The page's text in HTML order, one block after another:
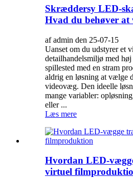
Skræddersy LED-
Hvad du behøver at
af admin den 25-07-15
Uanset om du udstyrer et
detailhandelsmiljø med
spillested med en stram
aldrig en løsning at vælge
videovæg. Den ideelle
mange variabler:
eller ...
Læs mere
Hvordan LED-
virtuel